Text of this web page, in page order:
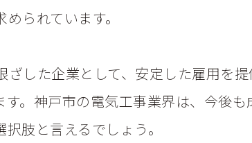
られています。
した企業として、安定した雇用を
。神戸市の電気工事業界は、今後
肢と言えるでしょう。